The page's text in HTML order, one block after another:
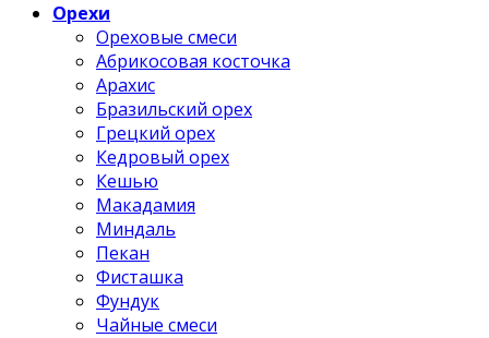
Орехи
Ореховые смеси
Абрикосовая косточка
Арахис
Бразильский орех
Грецкий орех
Кедровый орех
Кешью
Макадамия
Миндаль
Пекан
Фисташка
Фундук
Чайные смеси